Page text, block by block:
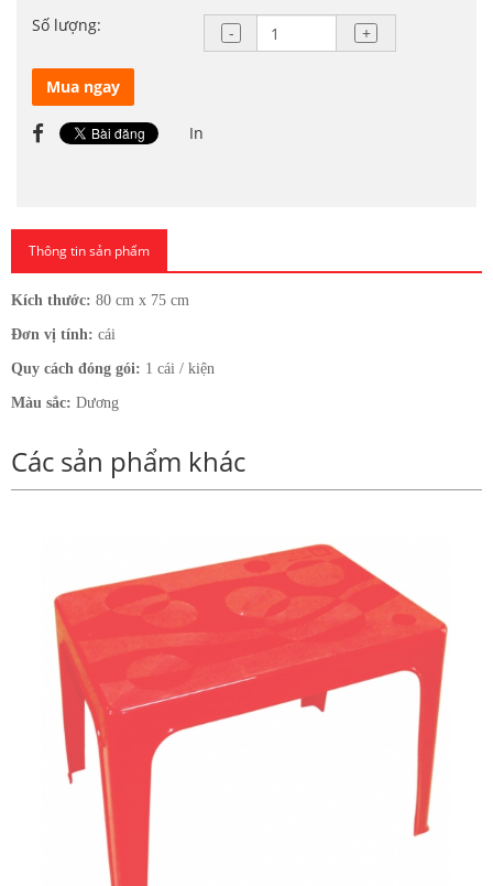
Số lượng:
Mua ngay
In
Thông tin sản phẩm
Kích thước: 80 cm x 75 cm
Đơn vị tính: cái
Quy cách đóng gói: 1 cái / kiện
Màu sắc: Dương
Các sản phẩm khác